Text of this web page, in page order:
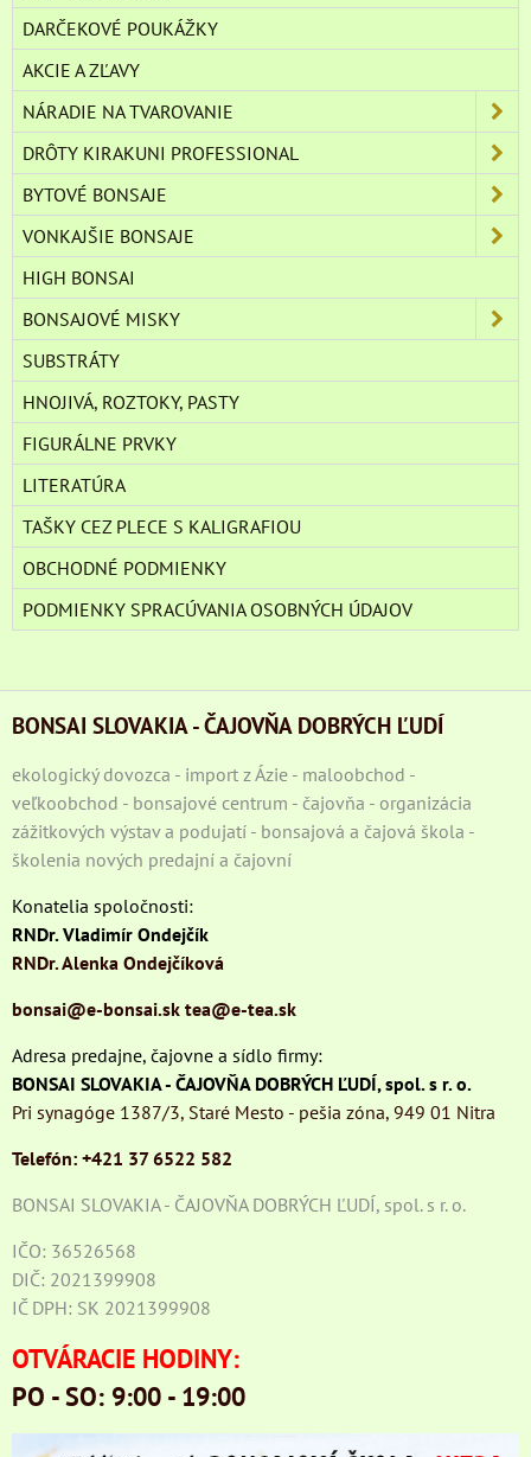
DARČEKOVÉ POUKÁŽKY
AKCIE A ZĽAVY
NÁRADIE NA TVAROVANIE
DRÔTY KIRAKUNI PROFESSIONAL
BYTOVÉ BONSAJE
VONKAJŠIE BONSAJE
HIGH BONSAI
BONSAJOVÉ MISKY
SUBSTRÁTY
HNOJIVÁ, ROZTOKY, PASTY
FIGURÁLNE PRVKY
LITERATÚRA
TAŠKY CEZ PLECE S KALIGRAFIOU
OBCHODNÉ PODMIENKY
PODMIENKY SPRACÚVANIA OSOBNÝCH ÚDAJOV
BONSAI SLOVAKIA - ČAJOVŇA DOBRÝCH ĽUDÍ
ekologický dovozca - import z Ázie - maloobchod -
veľkoobchod - bonsajové centrum - čajovňa - organizácia
zážitkových výstav a podujatí - bonsajová a čajová škola -
školenia nových predajní a čajovní
Konatelia spoločnosti:
RNDr. Vladimír Ondejčík
RNDr. Alenka Ondejčíková
bonsai@e-bonsai.sk tea@e-tea.sk
Adresa predajne, čajovne a sídlo firmy:
BONSAI SLOVAKIA - ČAJOVŇA DOBRÝCH ĽUDÍ, spol. s r. o.
Pri synagóge 1387/3, Staré Mesto - pešia zóna, 949 01 Nitra
Telefón: +421 37 6522 582
BONSAI SLOVAKIA - ČAJOVŇA DOBRÝCH ĽUDÍ, spol. s r. o.
IČO: 36526568
DIČ: 2021399908
IČ DPH: SK 2021399908
OTVÁRACIE HODINY:
PO - SO: 9:00 - 19:00